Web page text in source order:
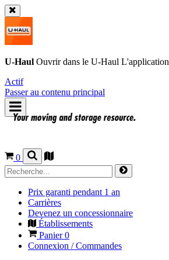
U-Haul Ouvrir dans le U-Haul L'application
Actif
Passer au contenu principal
0
Prix garanti pendant 1 an
Carrières
Devenez un concessionnaire
Établissements
Panier0
Connexion / Commandes